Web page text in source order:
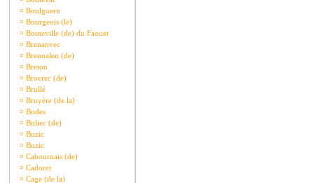
¤ Boulguern
¤ Bourgeois (le)
¤ Bouteville (de) du Faouet
¤ Brenanvec
¤ Brennalen (de)
¤ Breton
¤ Broerec (de)
¤ Brullé
¤ Bruyère (de la)
¤ Budes
¤ Buliec (de)
¤ Buzic
¤ Buzic
¤ Cabournais (de)
¤ Cadoret
¤ Cage (de la)